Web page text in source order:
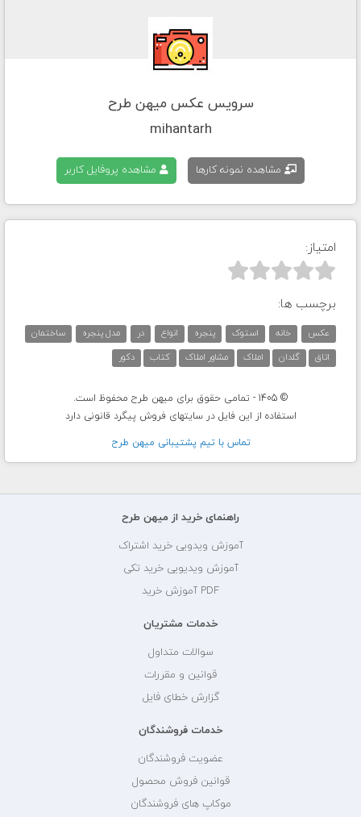
سرویس عکس میهن طرح
mihantarh
مشاهده نمونه کارها مشاهده پروفایل کاربر
امتیاز:



برچسب ها:
عکس خانه استوک پنجره انواع در مدل پنجره
ساختمان
اتاق
گلدان املاک مشاور املاک کتاب دکور
© 1405 - تمامی حقوق برای میهن طرح محفوظ است.
استفاده از این فایل در سایتهای فروش پیگرد قانونی دارد
تماس با تيم پشتيبانی ميهن طرح
راهنمای خرید از میهن طرح
آموزش ویدویی خرید اشتراک
آموزش ویدیویی خرید تکی
PDF آموزش خرید
خدمات مشتریان
سوالات متداول
قوانین و مقررات
گزارش خطای فایل
خدمات فروشندگان
عضویت فروشندگان
قوانین فروش محصول
موکاپ های فروشندگان